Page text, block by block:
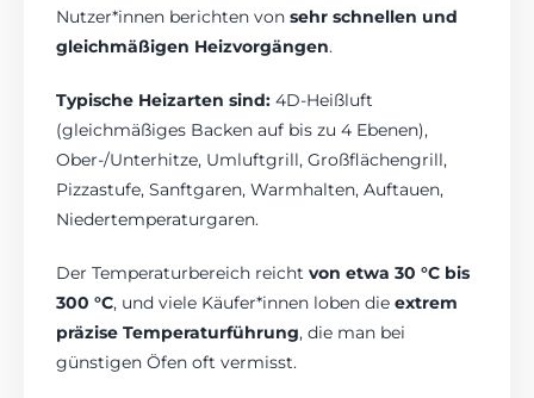
Nutzer*innen berichten vonsehr schnellen und
gleichmäßigen Heizvorgängen.
Typische Heizarten sind: 4D-Heißluft
(gleichmäßiges Backen auf bis zu 4 Ebenen),
Ober-/Unterhitze, Umluftgrill, Großflächengrill,
Pizzastufe, Sanftgaren, Warmhalten, Auftauen,
Niedertemperaturgaren.
Der Temperaturbereich reichtvon etwa 30 °C bis
300 °C, und viele Käufer*innen loben dieextrem
präzise Temperaturführung, die man bei
günstigen Öfen oft vermisst.